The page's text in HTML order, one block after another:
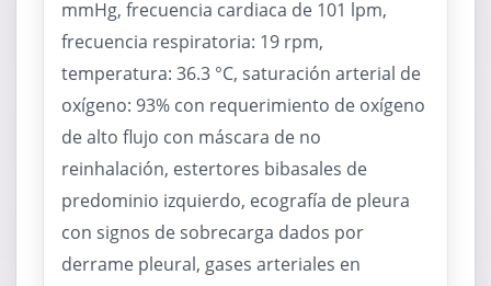
mmHg, frecuencia cardiaca de 101 lpm,
frecuencia respiratoria: 19 rpm,
temperatura: 36.3 °C, saturación arterial de
oxígeno: 93% con requerimiento de oxígeno
de alto flujo con máscara de no
reinhalación, estertores bibasales de
predominio izquierdo, ecografía de pleura
con signos de sobrecarga dados por
derrame pleural, gases arteriales en